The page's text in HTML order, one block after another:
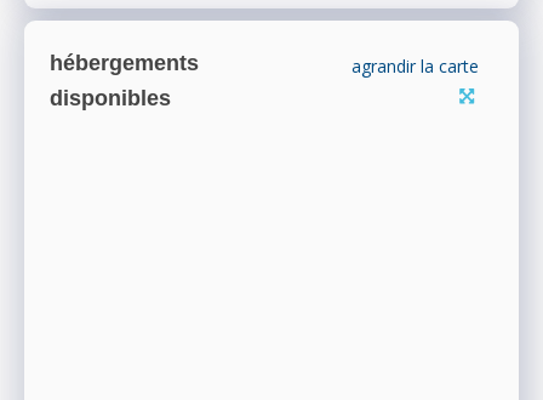
hébergements
disponibles
agrandir la carte